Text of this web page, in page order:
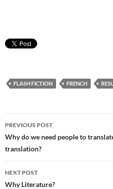
FLASH FICTION FRENCH
Post
navigation
PREVIOUS POST
Why do we need people to
translation?
NEXT POST
Why Literature?